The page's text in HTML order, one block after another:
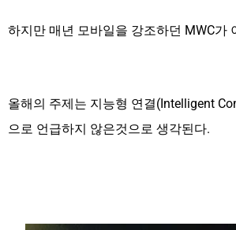
하지만 매년 모바일을 강조하던 MWC가
올해의 주제는 지능형 연결(Intelligent
으로 언급하지 않은것으로 생각된다.